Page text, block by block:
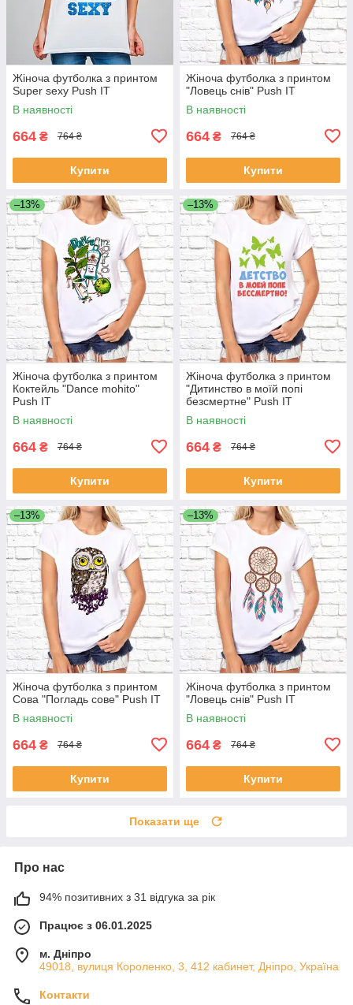
Жіноча футболка з принтом
Super sexy Push IT
В наявності
664 ₴ 764 ₴
Купити
Жіноча футболка з принтом
"Ловець снів" Push IT
В наявності
664 ₴ 764 ₴
Купити
–13%
Жіноча футболка з принтом
Коктейль "Dance mohito"
Push IT
В наявності
664 ₴ 764 ₴
Купити
–13%
Жіноча футболка з принтом
"Дитинство в моїй попі
безсмертне" Push IT
В наявності
664 ₴ 764 ₴
Купити
–13%
Жіноча футболка з принтом
Сова "Погладь сове" Push IT
В наявності
664 ₴ 764 ₴
Купити
–13%
Жіноча футболка з принтом
"Ловець снів" Push IT
В наявності
664 ₴ 764 ₴
Купити
Показати ще
Про нас
94% позитивних з 31 відгука за рік
Працює з 06.01.2025
м. Дніпро
49018, вулиця Короленко, 3, 412 кабинет, Дніпро, Україна
Контакти